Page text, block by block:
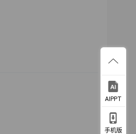
AIPPT
手机版